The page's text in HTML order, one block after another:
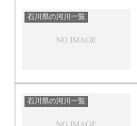
石川県の河川一覧
石川県の河川一覧